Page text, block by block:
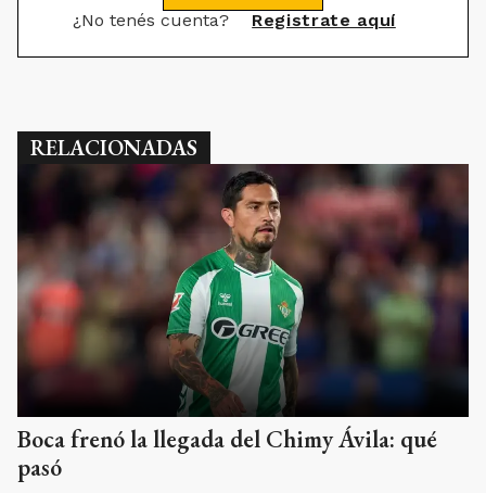
¿No tenés cuenta? Registrate aquí
RELACIONADAS
Boca frenó la llegada del Chimy Ávila: qué
pasó